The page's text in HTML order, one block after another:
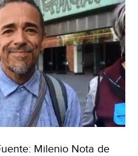
Milenio Nota de